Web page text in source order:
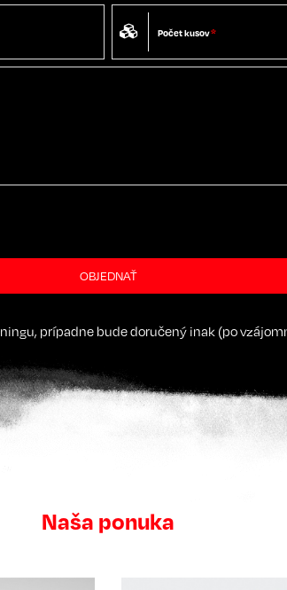
Počet kusov*
OBJEDNAŤ
prípadne bude doručený inak (po
Naša ponuka